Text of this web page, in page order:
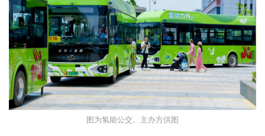
图为氢能公交。主办方供图